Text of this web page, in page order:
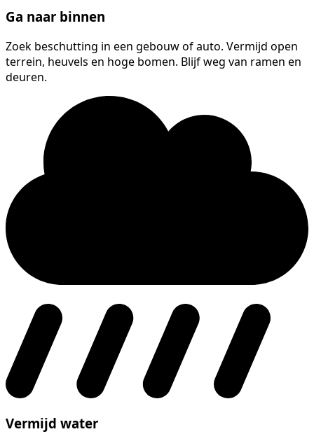
Ga naar binnen
Zoek beschutting in een gebouw of auto. Vermijd open
terrein, heuvels en hoge bomen. Blijf weg van ramen en
deuren.
Vermijd water